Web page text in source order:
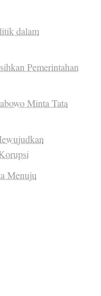
dalam
Pemerintahan
Minta Tata
Menuju